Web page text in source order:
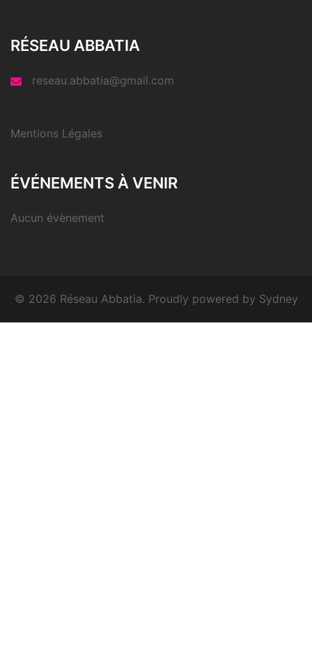
RÉSEAU ABBATIA
reseau.abbatia@gmail.com
Mentions Légales
ÉVÉNEMENTS À VENIR
Aucun évènement
© 2026 Réseau Abbatia. Proudly powered by Sydney